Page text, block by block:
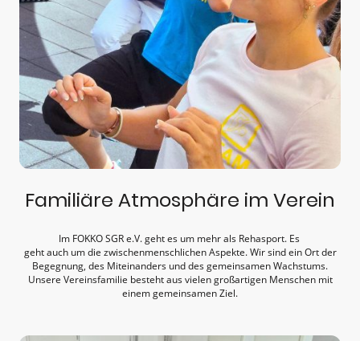
Familiäre Atmosphäre im Verein
Im FOKKO SGR e.V. geht es um mehr als Rehasport. Es
geht auch um die zwischenmenschlichen Aspekte. Wir sind ein Ort der
Begegnung, des Miteinanders und des gemeinsamen Wachstums.
Unsere Vereinsfamilie besteht aus vielen großartigen Menschen mit
einem gemeinsamen Ziel.